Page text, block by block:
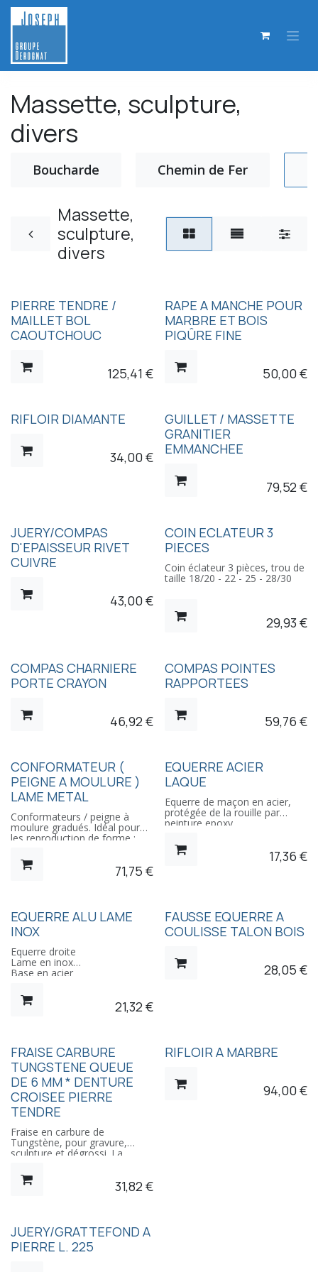
Se rendre au contenu
Massette, sculpture,
divers
Boucharde Chemin de Fer
Massette,
sculpture,
divers
PIERRE TENDRE /
MAILLET BOL
CAOUTCHOUC
125,41 €
RAPE A MANCHE POUR
MARBRE ET BOIS
PIQÛRE FINE
50,00€
RIFLOIR DIAMANTE
34,00€
GUILLET / MASSETTE
GRANITIER
EMMANCHEE
79,52€
JUERY/COMPAS
D'EPAISSEUR RIVET
CUIVRE
43,00€
COIN ECLATEUR 3
PIECES
Coin éclateur 3 pièces, trou de
taille 18/20 - 22 - 25 - 28/30
29,93€
COMPAS CHARNIERE
PORTE CRAYON
46,92 €
COMPAS POINTES
RAPPORTEES
59,76 €
CONFORMATEUR (
PEIGNE A MOULURE )
LAME METAL
Conformateurs / peigne à
moulure gradués. Idéal pour
les reproduction de forme :
carrelage ...
71,75 €
EQUERRE ACIER
LAQUE
Equerre de maçon en acier,
protégée de la rouille par
peinture epoxy
17,36 €
EQUERRE ALU LAME
INOX
Equerre droite
Lame en inox
Base en acier
21,32 €
FAUSSE EQUERRE A
COULISSE TALON BOIS
28,05 €
FRAISE CARBURE
TUNGSTENE QUEUE
DE 6 MM * DENTURE
CROISEE PIERRE
TENDRE
Fraise en carbure de
Tungstène, pour gravure,
sculpture et dégrossi. La
utilisation dans les trous
borgnes et les contours
intérieurs. Tige de ø6 mm
31,82€
RIFLOIR A MARBRE
94,00€
JUERY/GRATTEFOND A
PIERRE L. 225